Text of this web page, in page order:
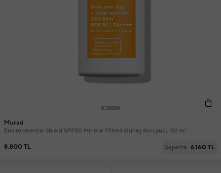
Murad
Environmental Shield SPF50 Mineral Filtreli Güneş Koruyucu 50 ml
8.800 TL Sepette 6.160 TL